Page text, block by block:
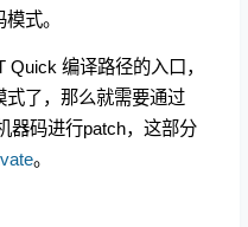
式。
编译路径的入口，
了，那么就需要通过
器码进行patch，这部分
。